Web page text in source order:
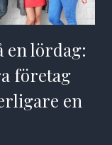
en lördag:
företag
en